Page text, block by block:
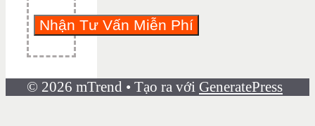
© 2026 mTrend • Tạo ra với GeneratePress